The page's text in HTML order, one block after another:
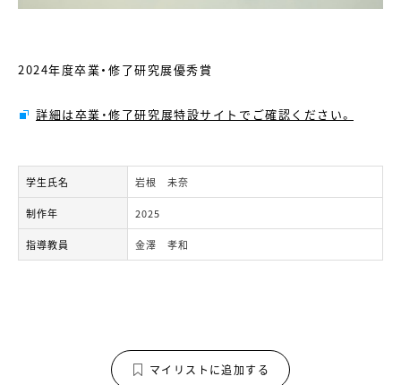
2024年度卒業・修了研究展優秀賞
詳細は卒業・修了研究展特設サイトでご確認ください。
学生氏名 岩根 未奈
制作年 2025
指導教員 金澤 孝和
マイリストに追加する